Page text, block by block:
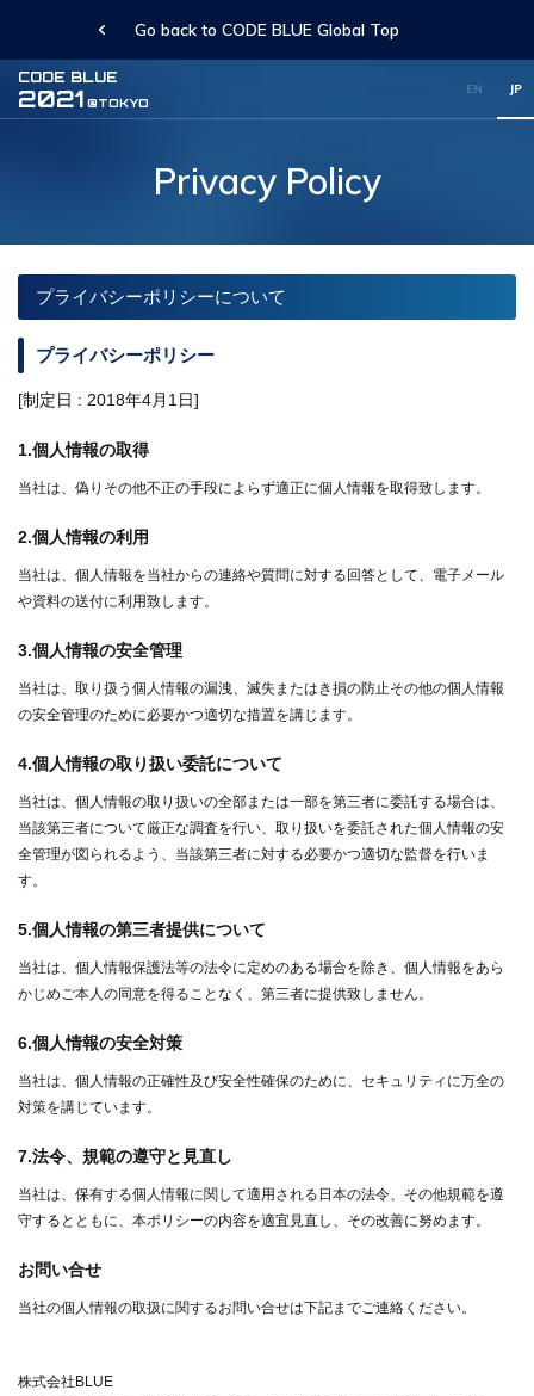
Go back to CODE BLUE Global Top
CODE BLUE
2021 @TOKYO
EN JP
Privacy Policy
プライバシーポリシーについて
プライバシーポリシー
[制定日 : 2018年4月1日]
1.個人情報の取得
当社は、偽りその他不正の手段によらず適正に個人情報を取得致します。
2.個人情報の利用
当社は、個人情報を当社からの連絡や質問に対する回答として、電子メール
や資料の送付に利用致します。
3.個人情報の安全管理
当社は、取り扱う個人情報の漏洩、滅失またはき損の防止その他の個人情報
の安全管理のために必要かつ適切な措置を講じます。
4.個人情報の取り扱い委託について
当社は、個人情報の取り扱いの全部または一部を第三者に委託する場合は、
当該第三者について厳正な調査を行い、取り扱いを委託された個人情報の安
全管理が図られるよう、当該第三者に対する必要かつ適切な監督を行いま
す。
5.個人情報の第三者提供について
当社は、個人情報保護法等の法令に定めのある場合を除き、個人情報をあら
かじめご本人の同意を得ることなく、第三者に提供致しません。
6.個人情報の安全対策
当社は、個人情報の正確性及び安全性確保のために、セキュリティに万全の
対策を講じています。
7.法令、規範の遵守と見直し
当社は、保有する個人情報に関して適用される日本の法令、その他規範を遵
守するとともに、本ポリシーの内容を適宜見直し、その改善に努めます。
お問い合せ
当社の個人情報の取扱に関するお問い合せは下記までご連絡ください。
株式会社BLUE